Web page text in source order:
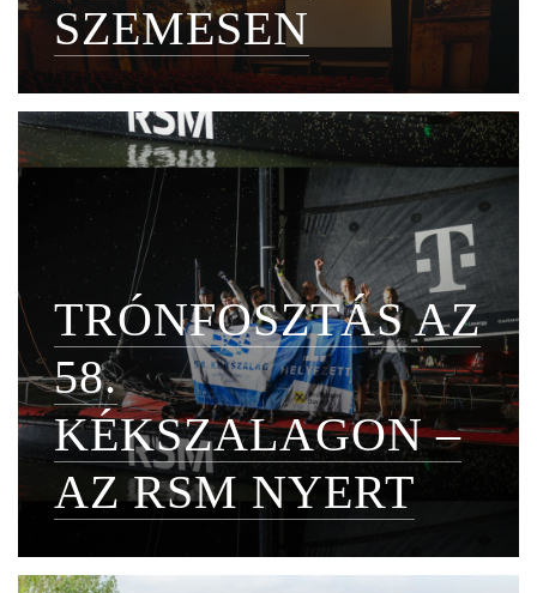
SZEMESEN
TRÓNFOSZTÁS AZ
58.
KÉKSZALAGON –
AZ RSM NYERT